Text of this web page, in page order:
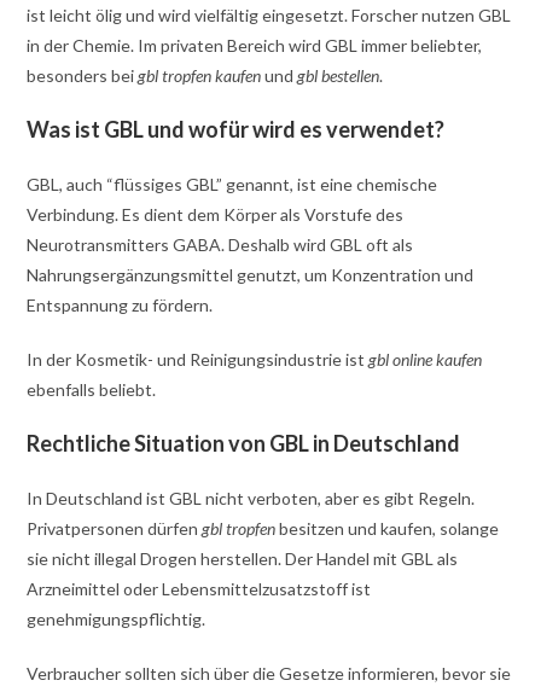
ist leicht ölig und wird vielfältig eingesetzt. Forscher nutzen GBL
in der Chemie. Im privaten Bereich wird GBL immer beliebter,
besonders beigbl tropfen kaufenundgbl bestellen.
Was ist GBL und wofür wird es verwendet?
GBL, auch “flüssiges GBL” genannt, ist eine chemische
Verbindung. Es dient dem Körper als Vorstufe des
Neurotransmitters GABA. Deshalb wird GBL oft als
Nahrungsergänzungsmittel genutzt, um Konzentration und
Entspannung zu fördern.
In der Kosmetik- und Reinigungsindustrie istgbl online kaufen
ebenfalls beliebt.
Rechtliche Situation von GBL in Deutschland
In Deutschland ist GBL nicht verboten, aber es gibt Regeln.
Privatpersonen dürfengbl tropfenbesitzen und kaufen, solange
sie nicht illegal Drogen herstellen. Der Handel mit GBL als
Arzneimittel oder Lebensmittelzusatzstoff ist
genehmigungspflichtig.
Verbraucher sollten sich über die Gesetze informieren, bevor sie